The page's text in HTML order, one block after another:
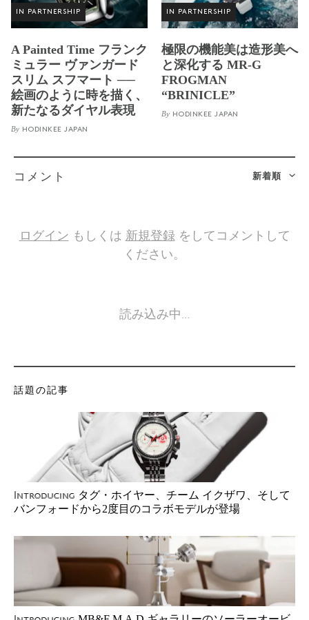
IN PARTNERSHIP
A Painted Time フランク
ミュラー ヴァンガード
スリム スフマート ──
絵画のように時を描く、
新たなるダイヤル表現
By HODINKEE JAPAN
IN PARTNERSHIP
極限の機能美は造形美へ
と深化する MR-G
FROGMAN
“BRINICLE”
By HODINKEE JAPAN
新着順
コメント
ログイン もしくは 新規登録をしてコメントして
ください。
読み込み中…
話題の記事
Introducing タグ・ホイヤー、チーム イクザワ、そして
バンフォードから2度目のコラボモデルが登場